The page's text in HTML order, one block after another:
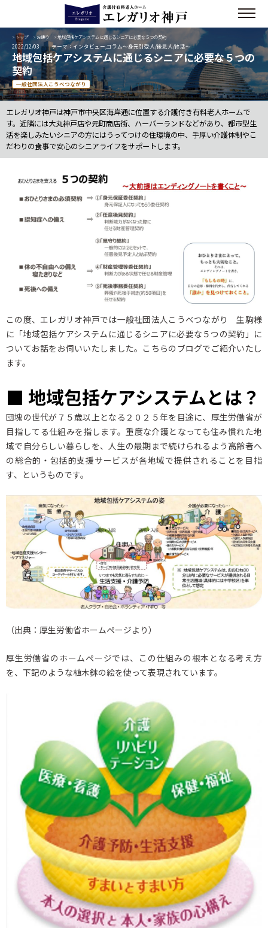
>トップ >お便り > 地域包括ケアシステムに通じるシニアに必要な５つの契約
2022/12/03 テーマ：インタビュー,コラム～身元引受人/後見人/終活～
地域包括ケアシステムに通じるシニアに必要な５つの
契約
一般社団法人こうべつながり
エレガリオ神戸は神戸市中央区海岸通に位置する介護付き有料老人ホームで
す。近隣には大丸神戸店や元町商店街、ハーバーランドなどがあり、都市型生
活を楽しみたいシニアの方にはうってつけの住環境の中、手厚い介護体制やこ
だわりの食事で安心のシニアライフをサポートします。
この度、エレガリオ神戸では一般社団法人こうべつながり 生駒様
に「地域包括ケアシステムに通じるシニアに必要な５つの契約」に
ついてお話をお伺いいたしました。こちらのブログでご紹介いたし
ます。
■ 地域包括ケアシステムとは？
団塊の世代が７５歳以上となる２０２５年を目途に、厚生労働省が
目指してる仕組みを指します。重度な介護となっても住み慣れた地
域で自分らしい暮らしを、人生の最期まで続けられるよう高齢者へ
の総合的・包括的支援サービスが各地域で提供されることを目指
す、というものです。
（出典：厚生労働省ホームページより）
厚生労働省のホームページでは、この仕組みの根本となる考え方
を、下記のような植木鉢の絵を使って表現されています。